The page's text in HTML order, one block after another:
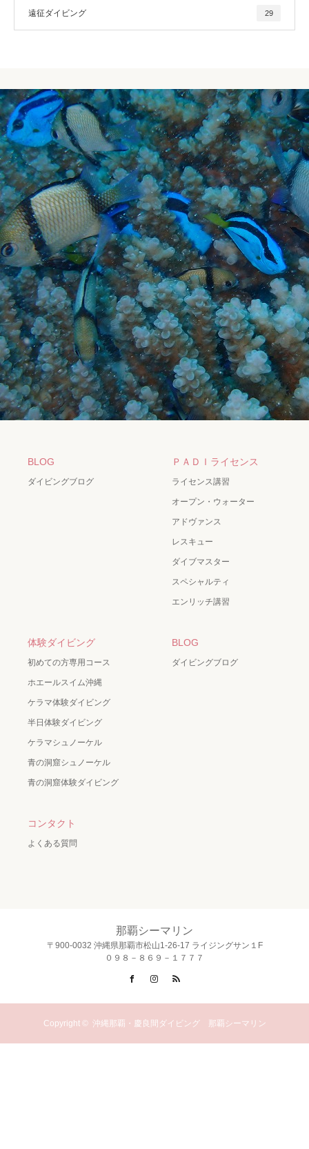
遠征ダイビング 29
BLOG
ダイビングブログ
ＰＡＤＩライセンス
ライセンス講習
オープン・ウォーター
アドヴァンス
レスキュー
ダイブマスター
スペシャルティ
エンリッチ講習
体験ダイビング
初めての方専用コース
ホエールスイム沖縄
ケラマ体験ダイビング
半日体験ダイビング
ケラマシュノーケル
青の洞窟シュノーケル
青の洞窟体験ダイビング
BLOG
ダイビングブログ
コンタクト
よくある質問
那覇シーマリン
〒900-0032 沖縄県那覇市松山1-26-17 ライジングサン１F
０９８－８６９－１７７７
FacebookInstagram
Copyright © 沖縄那覇・慶良間ダイビング 那覇シーマリン